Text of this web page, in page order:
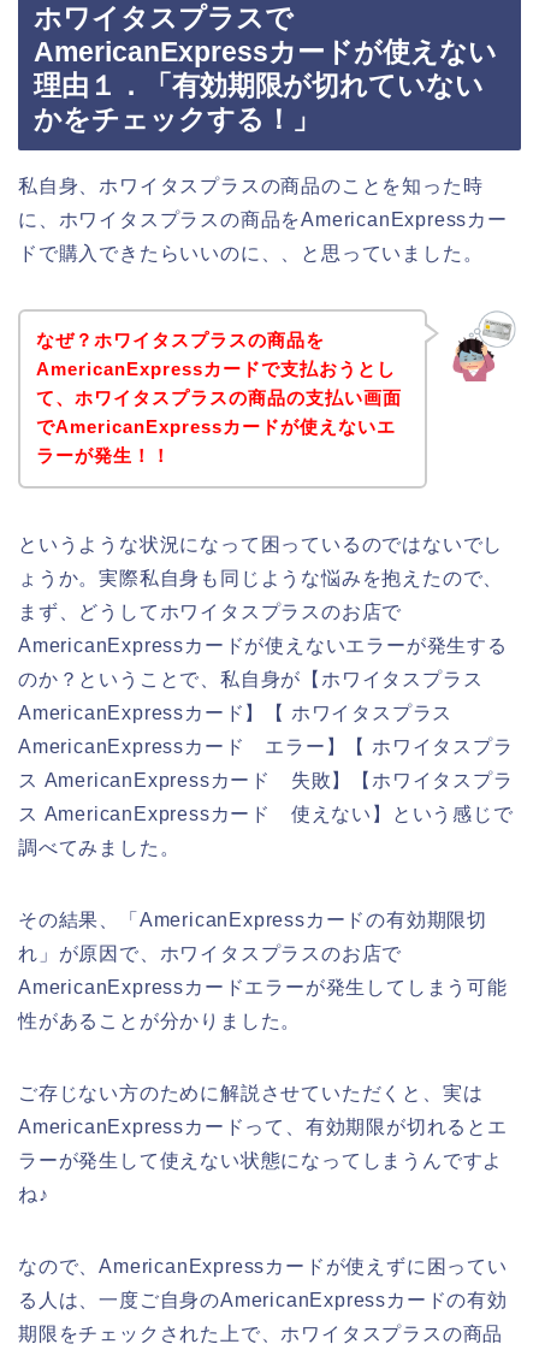
ホワイタスプラスで
AmericanExpressカードが使えない
理由１．「有効期限が切れていない
かをチェックする！」
私自身、ホワイタスプラスの商品のことを知った時
に、ホワイタスプラスの商品をAmericanExpressカー
ドで購入できたらいいのに、、と思っていました。
なぜ？ホワイタスプラスの商品を
AmericanExpressカードで支払おうとし
て、ホワイタスプラスの商品の支払い画面
でAmericanExpressカードが使えないエ
ラーが発生！！
というような状況になって困っているのではないでし
ょうか。実際私自身も同じような悩みを抱えたので、
まず、どうしてホワイタスプラスのお店で
AmericanExpressカードが使えないエラーが発生する
のか？ということで、私自身が【ホワイタスプラス
AmericanExpressカード】【 ホワイタスプラス
AmericanExpressカード エラー】【 ホワイタスプラ
ス AmericanExpressカード 失敗】【ホワイタスプラ
ス AmericanExpressカード 使えない】という感じで
調べてみました。
その結果、「AmericanExpressカードの有効期限切
れ」が原因で、ホワイタスプラスのお店で
AmericanExpressカードエラーが発生してしまう可能
性があることが分かりました。
ご存じない方のために解説させていただくと、実は
AmericanExpressカードって、有効期限が切れるとエ
ラーが発生して使えない状態になってしまうんですよ
ね♪
なので、AmericanExpressカードが使えずに困ってい
る人は、一度ご自身のAmericanExpressカードの有効
期限をチェックされた上で、ホワイタスプラスの商品